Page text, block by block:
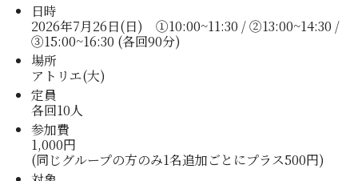
日時
2026年7月26日(日) ①10:00~11:30 / ②13:00~14:30 /
③15:00~16:30 (各回90分)
場所
アトリエ(大)
定員
各回10人
参加費
1,000円
(同じグループの方のみ1名追加ごとにプラス500円)